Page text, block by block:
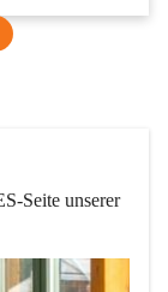
Seite unserer